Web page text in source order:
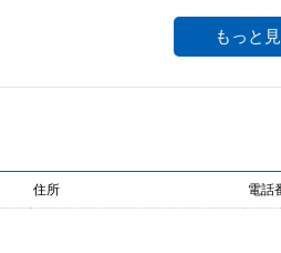
オンライン個別
英語検定試験対策 定期テ
もっと
住所 電話